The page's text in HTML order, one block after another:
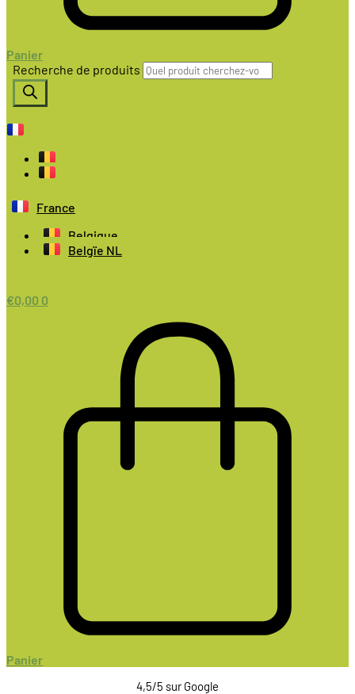
Panier
Recherche de produits
France
Belgique
Belgïe NL
€0,00 0
Panier
4,5/5 sur Google